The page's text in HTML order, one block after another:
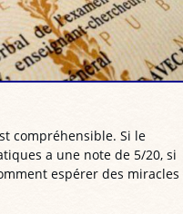
compréhensible. Si le
a une note de 5/20, si
espérer des miracles